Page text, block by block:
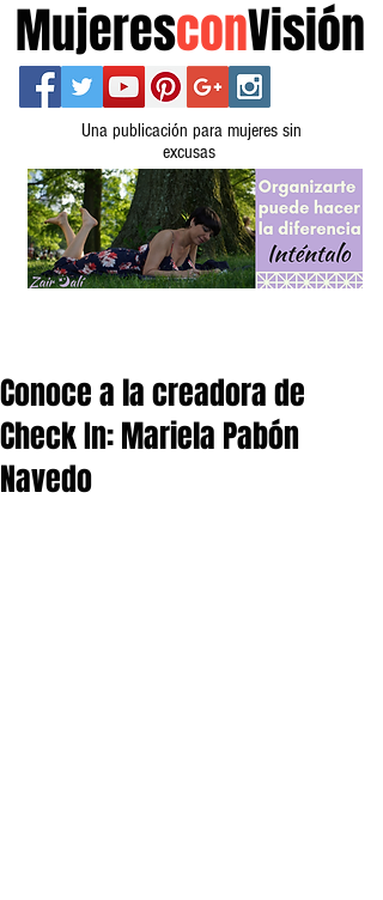
MujeresconVisión
Una publicación para mujeres sin
excusas
Conoce a la creadora de
Check In: Mariela Pabón
Navedo